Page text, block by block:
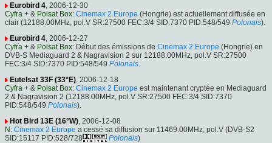
Eurobird 4 , 2006-12-30
Cyfra + & Polsat Box: Cinemax 2 Europe (Hongrie) est actuellement diffusée en
clair (12188.00MHz, pol.V SR:27500 FEC:3/4 SID:7370 PID:548/549 Polonais).
Eurobird 4 , 2006-12-27
Cyfra + & Polsat Box: Début des émissions de Cinemax 2 Europe (Hongrie) en
DVB-S Mediaguard 2 & Nagravision 2 sur 12188.00MHz, pol.V SR:27500
FEC:3/4 SID:7370 PID:548/549 Polonais
Eutelsat 33F (33°E) , 2006-12-18
Cyfra + & Polsat Box: Cinemax 2 Europe est maintenant cryptée en Mediaguard
2 & Nagravision 2 (12188.00MHz, pol.V SR:27500 FEC:3/4 SID:7370
PID:548/549 Polonais).
Hot Bird 13E (16°W) , 2006-12-08
N: Cinemax 2 Europe a cessé sa diffusion sur 11469.00MHz, pol.V (DVB-S2
SID:15117 PID:528/728
Polonais)